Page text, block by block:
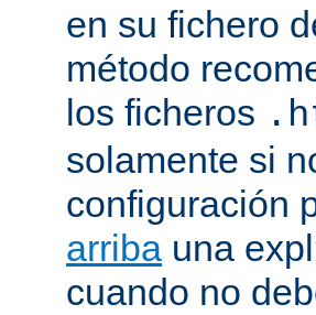
en su fichero
método
los ficheros
solamente si
configuración
arriba una
cuando no